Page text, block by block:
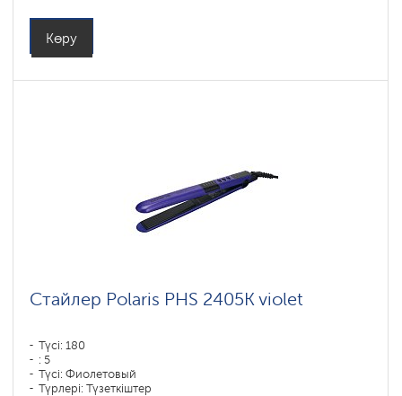
Көру
Стайлер Polaris PHS 2405K violet
Түсі: 180
: 5
Түсі: Фиолетовый
Түрлері: Түзеткіштер